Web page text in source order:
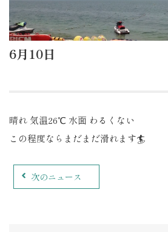
6月10日
晴れ 気温26℃ 水面 わるくない
この程度ならまだまだ滑れます🏄
次のニュース